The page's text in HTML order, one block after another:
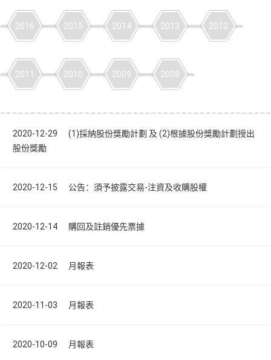
2016 2015 2014 2013 2012
2011 2010 2009 2008
2020-12-29 (1)採納股份獎勵計劃 及 (2)根據股份獎勵計劃授出
股份獎勵
2020-12-15 公告：須予披露交易-注資及收購股權
2020-12-14 購回及註銷優先票據
2020-12-02 月報表
2020-11-03 月報表
2020-10-09 月報表